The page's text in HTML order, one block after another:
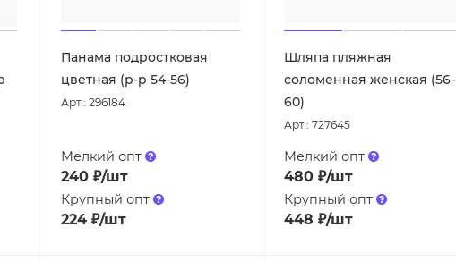
Панама подростковая
цветная (р-р 54-56)
Арт.: 296184
Мелкий опт
240 ₽/шт
Крупный опт
224 ₽/шт
Шляпа пляжная
соломенная женская (56-
60)
Арт.: 727645
Мелкий опт
480₽/шт
Крупный опт
448 ₽/шт